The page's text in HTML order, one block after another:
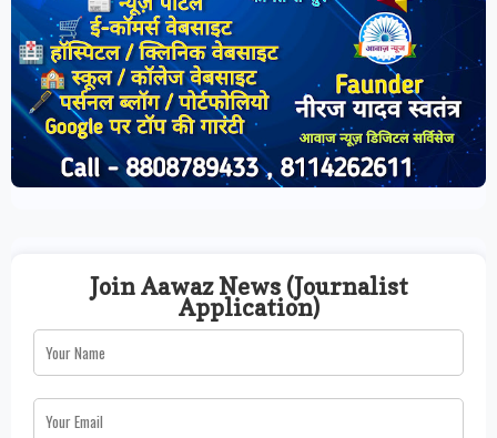
Join Aawaz News (Journalist
Application)